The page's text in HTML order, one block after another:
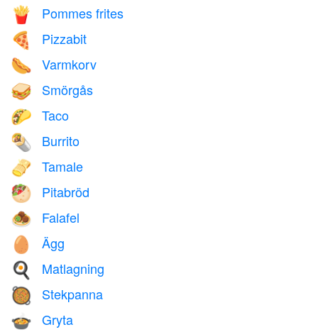
🍟 Pommes frites
🍕 Pizzabit
🌭 Varmkorv
🥪 Smörgås
🌮 Taco
🌯 Burrito
🫔 Tamale
🥙 Pitabröd
🧆 Falafel
🥚 Ägg
🍳 Matlagning
🥘 Stekpanna
🍲 Gryta